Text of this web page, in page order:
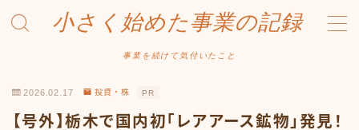
小さく始めた事業の記録
事業を続けて気付いたこと
2026.02.17 投資・株 PR
【号外】栃木で国内初「レアアース鉱物」発見！